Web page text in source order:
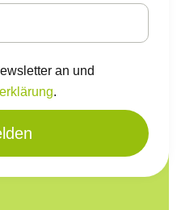
an und
.